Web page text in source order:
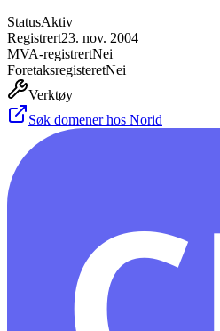
StatusAktiv
Registrert23. nov. 2004
MVA-registrertNei
ForetaksregisteretNei
Verktøy
Søk domener hos Norid